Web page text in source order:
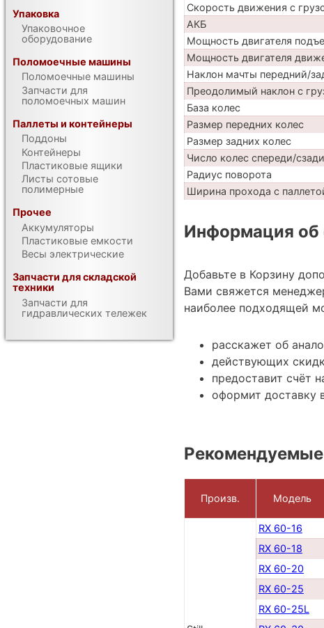
Скорость движения с
АКБ
Мощность двигателя
Мощность двигателя
Наклон мачты передний/
Преодолимый наклон с
База колес
Размер передних колес
Размер задних колес
Число колес спереди/сзади
Радиус поворота
Ширина прохода с
Информация об
Добавьте в Корзину
Вами свяжется
наиболее подходящей
расскажет об
действующих
предоставит счёт
оформит доставку
Рекомендуемые
Произв. Модель
RX 60-16
RX 60-18
RX 60-20
RX 60-25
RX 60-25L
Упаковка
Упаковочное
оборудование
Поломоечные машины
Поломоечные машины
Запчасти для
поломоечных машин
Паллеты и контейнеры
Поддоны
Контейнеры
Пластиковые ящики
Листы сотовые
полимерные
Прочее
Аккумуляторы
Пластиковые емкости
Весы электрические
Запчасти для складской
техники
Запчасти для
гидравлических тележек